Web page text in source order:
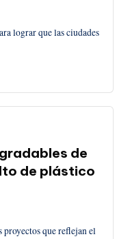
lograr que las ciudades
de
de plástico
que reflejan el